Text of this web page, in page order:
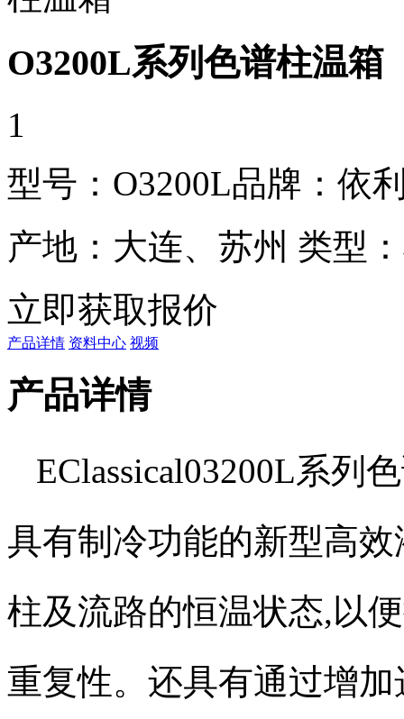
O3200L系列色谱柱温箱
1
型号：O3200L品牌：依
产地：大连、苏州 类型
立即获取报价
产品详情 资料中心 视频
产品详情
EClassical03200L系列
具有制冷功能的新型高
柱及流路的恒温状态,以
重复性。还具有通过增